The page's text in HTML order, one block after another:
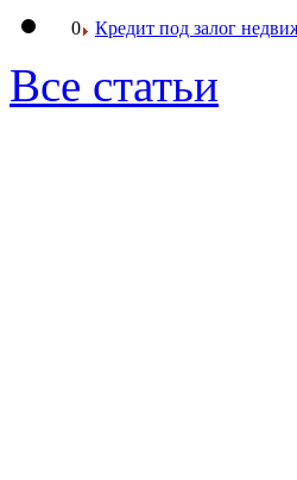
0 Кредит под залог
Все статьи